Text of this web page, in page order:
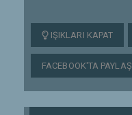
IŞIKLARI KAPAT
FACEBOOK'TA PAYLAŞ